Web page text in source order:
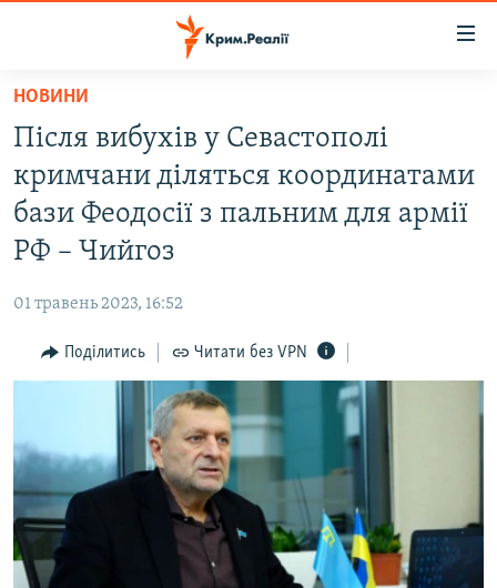
Перейти
основного
матеріалу
Перейти
до
основної
Перейти
пошуку
ВІДЕО ТА ФОТО
ПОЛІТИКА
ПОГЛЯД
ІНТЕРВ'Ю
СПЕЦПРОЕКТИ
ДЕПОРТАЦІЯ
ВІДЕОУРОКИ «ELIFBE»
СВІДЧЕННЯ ОКУПАЦІЇ
ЯК ОБІЙТИ БЛОКУВАННЯ
Русский
Qırımtatar
НОВИНИ
Після вибухів у Севастополі
кримчани діляться координатами
бази Феодосії з пальним для армії
РФ – Чийгоз
01 травень 2023, 16:52
Поділитись Читати без VPN